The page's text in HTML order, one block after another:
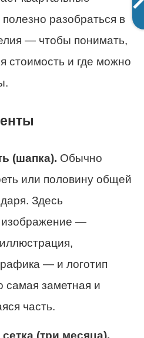
разобраться в
— чтобы понимать,
стоимость и где можно
(шапка). Обычно
или половину общей
Здесь
—
— и логотип
самая заметная и
часть.
(три месяца).